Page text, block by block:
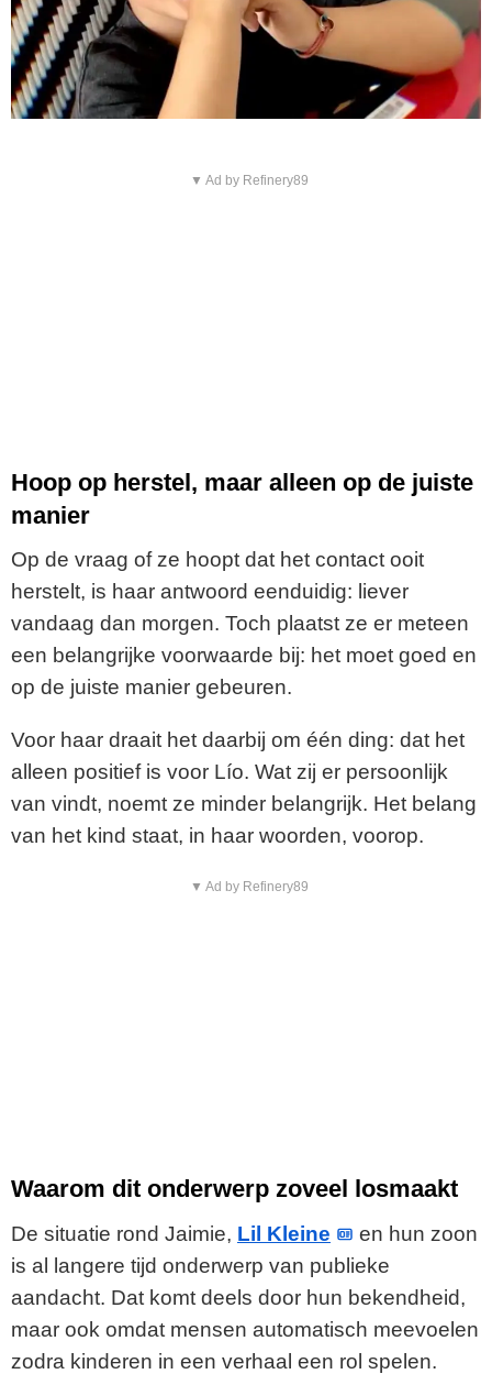
▼ Ad by Refinery89
Hoop op herstel, maar alleen op de juiste
manier
Op de vraag of ze hoopt dat het contact ooit
herstelt, is haar antwoord eenduidig: liever
vandaag dan morgen. Toch plaatst ze er meteen
een belangrijke voorwaarde bij: het moet goed en
op de juiste manier gebeuren.
Voor haar draait het daarbij om één ding: dat het
alleen positief is voor Lío. Wat zij er persoonlijk
van vindt, noemt ze minder belangrijk. Het belang
van het kind staat, in haar woorden, voorop.
▼ Ad by Refinery89
Waarom dit onderwerp zoveel losmaakt
De situatie rond Jaimie, Lil Kleine
en hun zoon
is al langere tijd onderwerp van publieke
aandacht. Dat komt deels door hun bekendheid,
maar ook omdat mensen automatisch meevoelen
zodra kinderen in een verhaal een rol spelen.